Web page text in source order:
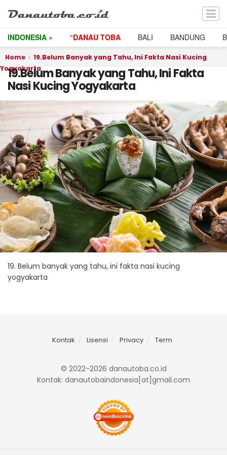
INDONESIA » °DANAU TOBA BALI BANDUNG
Home
19.Belum Banyak yang Tahu, Ini Fakta Nasi Kucing
Yogyakarta
19.Belum Banyak yang Tahu, Ini Fakta
Nasi Kucing Yogyakarta
19. Belum banyak yang tahu, ini fakta nasi kucing
yogyakarta
Kontak Lisensi Privacy Term
© 2022-2026 danautoba.co.id
Kontak: danautobaindonesia[at]gmail.com